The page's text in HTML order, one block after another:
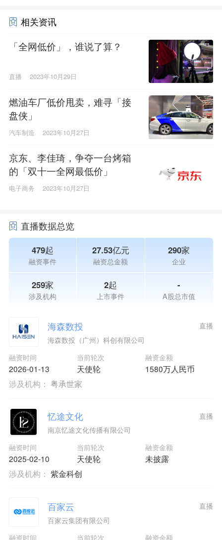
相关资讯
「全网低价」，谁说了算？
直播 2023年10月29日
燃油车厂低价甩卖，难寻「接
盘侠」
汽车制造 2023年10月27日
京东、李佳琦，争夺一台烤箱
的「双十一全网最低价」
电子商务 2023年10月27日
直播数据总览
479起
融资事件
27.53亿元
融资总金额
290家
企业
259家
涉及机构
2起
上市事件
-
A股总市值
海森数投
海森数投（广州）科创有限公司
融资时间
2026-01-13
当前轮次
天使轮
融资金额
1580万人民币
直播
涉及机构： 粤承世家
忆途文化
南京忆途文化传播有限公司
融资时间
2025-02-10
当前轮次
天使轮
融资金额
未披露
直播
涉及机构： 紫金科创
百家云
百家云集团有限公司
融资时间
当前轮次 融资金额
直播